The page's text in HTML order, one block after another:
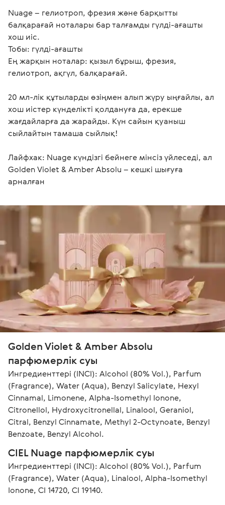
Nuage – гелиотроп, фрезия және барқытты
балқарағай ноталары бар талғамды гүлді-ағашты
хош иіс.
Тобы: гүлді-ағашты
Ең жарқын ноталар: қызыл бұрыш, фрезия,
гелиотроп, ақгүл, балқарағай.
20 мл-лік құтыларды өзіңмен алып жүру ыңғайлы, ал
хош иістер күнделікті қолдануға да, ерекше
жағдайларға да жарайды. Күн сайын қуаныш
сыйлайтын тамаша сыйлық!
Лайфхак: Nuage күндізгі бейнеге мінсіз үйлеседі, ал
Golden Violet & Amber Absolu – кешкі шығуға
арналған
Golden Violet & Amber Absolu
парфюмерлік суы
Ингредиенттері (INCI): Alcohol (80% Vol.), Parfum
(Fragrance), Water (Aqua), Benzyl Salicylate, Hexyl
Cinnamal, Limonene, Alpha-Isomethyl Ionone,
Citronellol, Hydroxycitronellal, Linalool, Geraniol,
Citral, Benzyl Cinnamate, Methyl 2-Octynoate, Benzyl
Benzoate, Benzyl Alcohol.
CIEL Nuage парфюмерлік суы
Ингредиенттері (INCI): Alcohol (80% Vol.), Parfum
(Fragrance), Water (Aqua), Linalool, Alpha-Isomethyl
Ionone, CI 14720, CI 19140.